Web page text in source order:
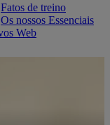
Fatos de treino
Os nossos Essenciais
Web